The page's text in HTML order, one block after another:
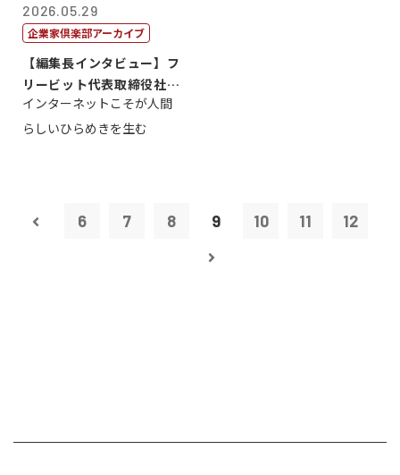
2026.05.29
企業家倶楽部アーカイブ
【編集長インタビュー】フ
リービット代表取締役社長
ＣＥＯ 石田...
インターネットこそが人間
らしいひらめきを生む
6 7 8 9 10 11 12